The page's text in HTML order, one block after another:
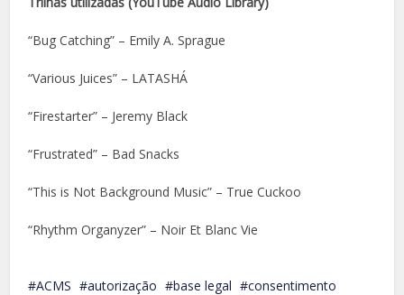
“Bug Catching” – Emily A. Sprague
“Various Juices” – LATASHÁ
“Firestarter” – Jeremy Black
“Frustrated” – Bad Snacks
“This is Not Background Music” – True Cuckoo
“Rhythm Organyzer” – Noir Et Blanc Vie
ACMS autorização base legal
consentimento